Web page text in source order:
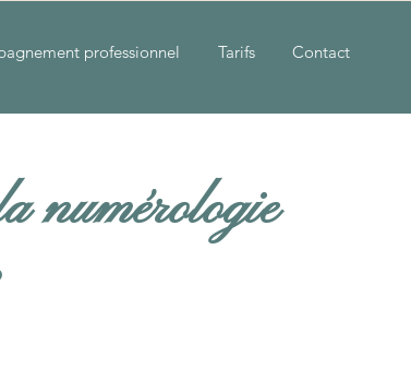
professionnel Tarifs Contact
numérologie